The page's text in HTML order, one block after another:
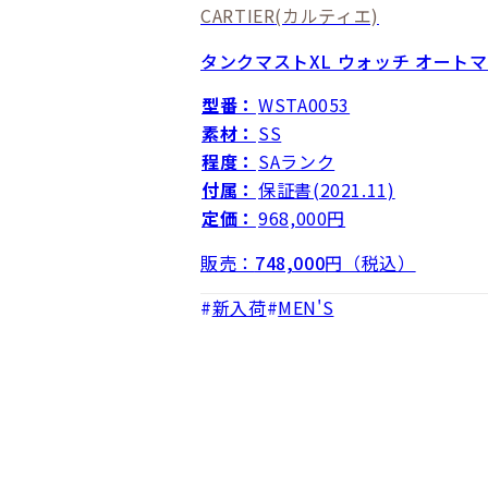
CARTIER(カルティエ)
タンクマストXL ウォッチ オート
型番： WSTA0053
素材： SS
程度： SAランク
付属： 保証書(2021.11)
定価： 968,000円
販売： 748,000円（税込）
新入荷 MEN'S